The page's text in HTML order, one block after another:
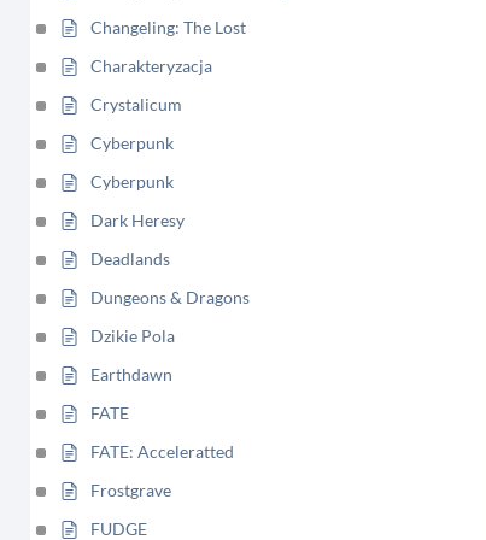
Changeling: The Lost
Charakteryzacja
Crystalicum
Cyberpunk
Cyberpunk
Dark Heresy
Deadlands
Dungeons & Dragons
Dzikie Pola
Earthdawn
FATE
FATE: Acceleratted
Frostgrave
FUDGE